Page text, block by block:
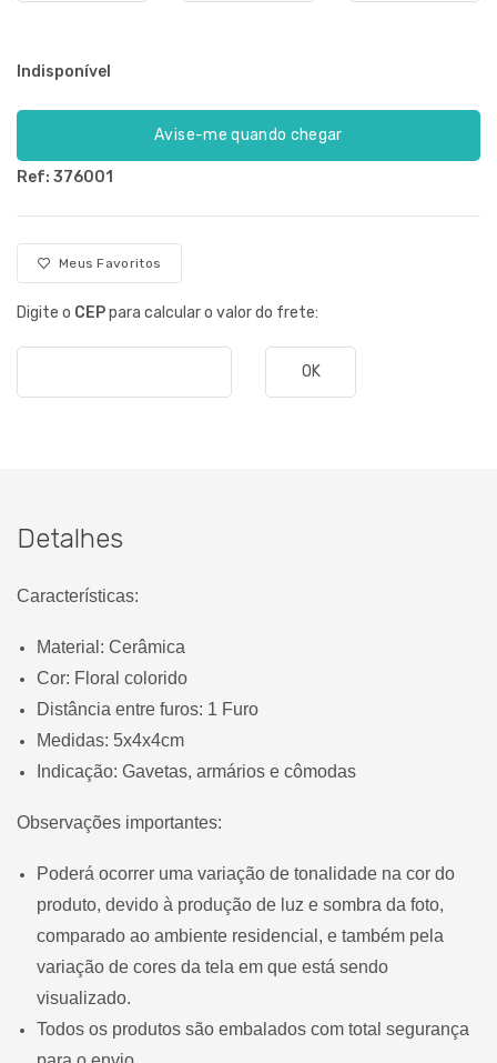
Indisponível
Avise-me quando chegar
Ref: 376001
Meus Favoritos
Digite o CEPpara calcular o valor do frete:
OK
Detalhes
Características:
Material: Cerâmica
Cor: Floral colorido
Distância entre furos: 1 Furo
Medidas: 5x4x4cm
Indicação: Gavetas, armários e cômodas
Observações importantes:
Poderá ocorrer uma variação de tonalidade na cor do
produto, devido à produção de luz e sombra da foto,
comparado ao ambiente residencial, e também pela
variação de cores da tela em que está sendo
visualizado.
Todos os produtos são embalados com total segurança